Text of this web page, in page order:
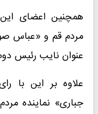
همچنین اعضای
مردم قم و «عباس
عنوان نایب رئیس
علاوه بر این با
جباری» نماینده